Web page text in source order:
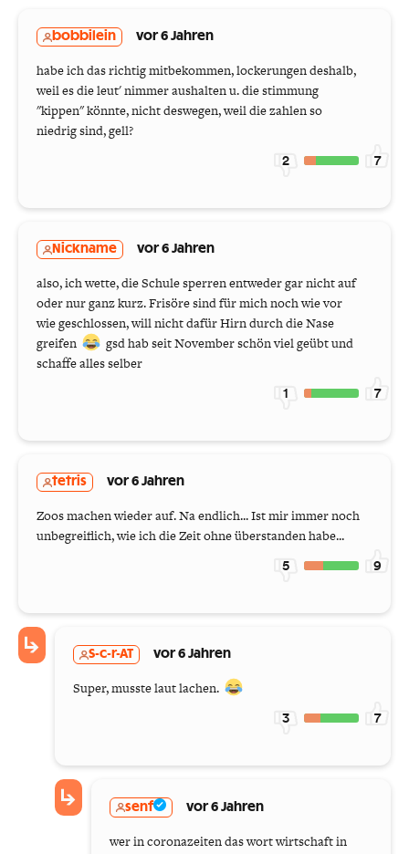
bobbilein vor 6 Jahren
habe ich das richtig mitbekommen, lockerungen deshalb,
weil es die leut' nimmer aushalten u. die stimmung
"kippen" könnte, nicht deswegen, weil die zahlen so
niedrig sind, gell?
2 7
Nickname vor 6 Jahren
also, ich wette, die Schule sperren entweder gar nicht auf
oder nur ganz kurz. Frisöre sind für mich noch wie vor
wie geschlossen, will nicht dafür Hirn durch die Nase
greifen
gsd hab seit November schön viel geübt und
schaffe alles selber
1 7
tetris vor 6 Jahren
Zoos machen wieder auf. Na endlich... Ist mir immer noch
unbegreiflich, wie ich die Zeit ohne überstanden habe...
5 9
S-c-r-AT vor 6 Jahren
Super, musste laut lachen.
3 7
senf vor 6 Jahren
wer in coronazeiten das wort wirtschaft in